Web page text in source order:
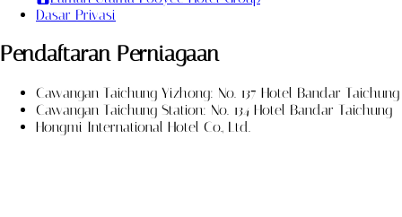
Dasar Privasi
Pendaftaran Perniagaan
Cawangan Taichung Yizhong: No. 137 Hotel Bandar Taichung
Cawangan Taichung Station: No. 134 Hotel Bandar Taichung
Hongmi International Hotel Co., Ltd.